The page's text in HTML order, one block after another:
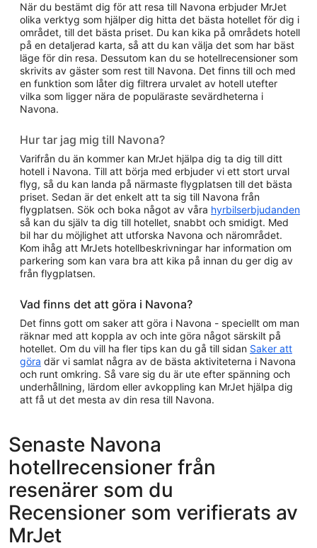
När du bestämt dig för att resa till Navona erbjuder MrJet
olika verktyg som hjälper dig hitta det bästa hotellet för dig i
området, till det bästa priset. Du kan kika på områdets hotell
på en detaljerad karta, så att du kan välja det som har bäst
läge för din resa. Dessutom kan du se hotellrecensioner som
skrivits av gäster som rest till Navona. Det finns till och med
en funktion som låter dig filtrera urvalet av hotell utefter
vilka som ligger nära de populäraste sevärdheterna i
Navona.
Hur tar jag mig till Navona?
Varifrån du än kommer kan MrJet hjälpa dig ta dig till ditt
hotell i Navona. Till att börja med erbjuder vi ett stort urval
flyg, så du kan landa på närmaste flygplatsen till det bästa
priset. Sedan är det enkelt att ta sig till Navona från
flygplatsen. Sök och boka något av våra hyrbilserbjudanden
så kan du själv ta dig till hotellet, snabbt och smidigt. Med
bil har du möjlighet att utforska Navona och närområdet.
Kom ihåg att MrJets hotellbeskrivningar har information om
parkering som kan vara bra att kika på innan du ger dig av
från flygplatsen.
Vad finns det att göra i Navona?
Det finns gott om saker att göra i Navona - speciellt om man
räknar med att koppla av och inte göra något särskilt på
hotellet. Om du vill ha fler tips kan du gå till sidan Saker att
göra där vi samlat några av de bästa aktiviteterna i Navona
och runt omkring. Så vare sig du är ute efter spänning och
underhållning, lärdom eller avkoppling kan MrJet hjälpa dig
att få ut det mesta av din resa till Navona.
Senaste Navona
hotellrecensioner från
resenärer som du
Recensioner som verifierats av
MrJet